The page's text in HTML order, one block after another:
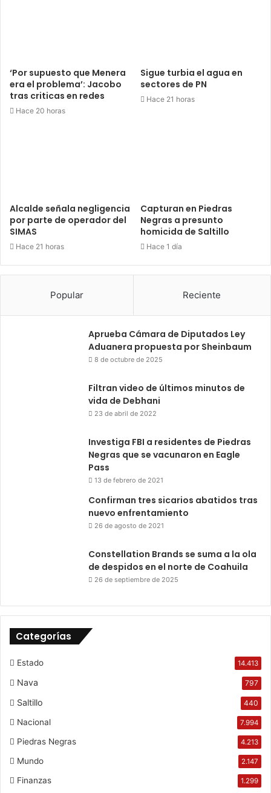
‘Por supuesto que Menera
era el problema’: Jacobo
tras criticas en redes
Hace 20 horas
Sigue turbia el agua en
sectores de PN
Hace 21 horas
Alcalde señala negligencia
por parte de operador del
SIMAS
Hace 21 horas
Capturan en Piedras
Negras a presunto
homicida de Saltillo
Hace 1 día
Popular Reciente
Aprueba Cámara de Diputados Ley
Aduanera propuesta por Sheinbaum
8 de octubre de 2025
Filtran video de últimos minutos de
vida de Debhani
23 de abril de 2022
Investiga FBI a residentes de Piedras
Negras que se vacunaron en Eagle
Pass
13 de febrero de 2021
Confirman tres sicarios abatidos tras
nuevo enfrentamiento
26 de agosto de 2021
Constellation Brands se suma a la ola
de despidos en el norte de Coahuila
26 de septiembre de 2025
Categorías
Estado 14.413
Nava 797
Saltillo 440
Nacional 7.994
Piedras Negras 4.213
Mundo 2.147
Finanzas 1.299